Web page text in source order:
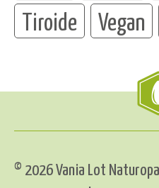
Tiroide
Vegan
© 2026 Vania Lot